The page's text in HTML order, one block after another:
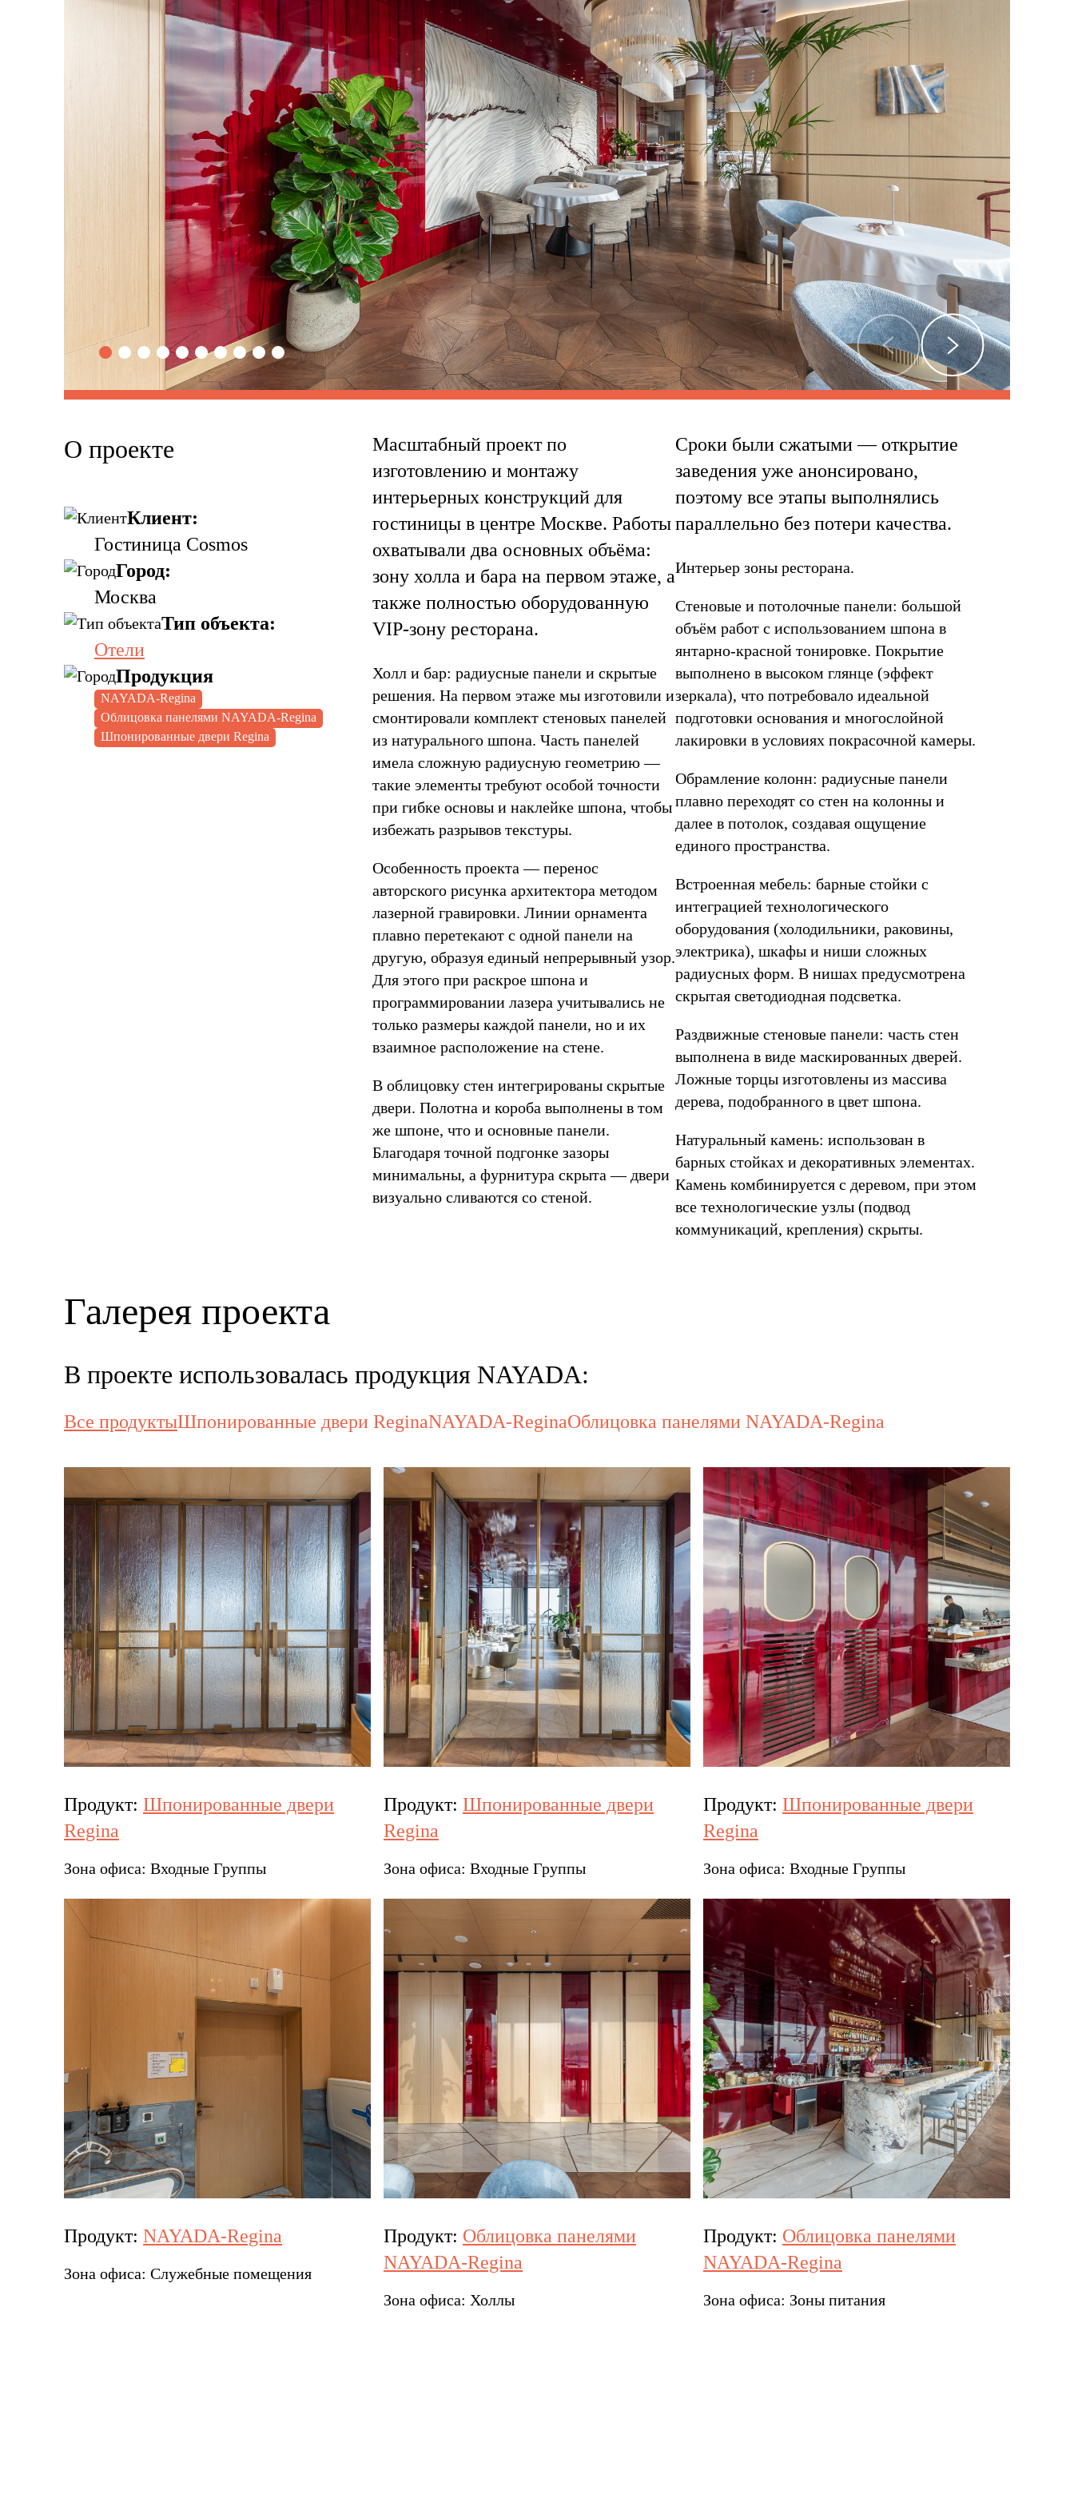
О проекте
Клиент:
Гостиница Cosmos
Город:
Москва
Тип объекта:
Отели
Продукция
NAYADA-Regina
Облицовка панелями NAYADA-Regina
Шпонированные двери Regina
Масштабный проект по
изготовлению и монтажу
интерьерных конструкций для
гостиницы в центре Москве. Работы
охватывали два основных объёма:
зону холла и бара на первом этаже, а
также полностью оборудованную
VIP-зону ресторана.
Холл и бар: радиусные панели и скрытые
решения. На первом этаже мы изготовили и
смонтировали комплект стеновых панелей
из натурального шпона. Часть панелей
имела сложную радиусную геометрию —
такие элементы требуют особой точности
при гибке основы и наклейке шпона, чтобы
избежать разрывов текстуры.
Особенность проекта — перенос
авторского рисунка архитектора методом
лазерной гравировки. Линии орнамента
плавно перетекают с одной панели на
другую, образуя единый непрерывный узор.
Для этого при раскрое шпона и
программировании лазера учитывались не
только размеры каждой панели, но и их
взаимное расположение на стене.
В облицовку стен интегрированы скрытые
двери. Полотна и короба выполнены в том
же шпоне, что и основные панели.
Благодаря точной подгонке зазоры
минимальны, а фурнитура скрыта — двери
визуально сливаются со стеной.
Сроки были сжатыми — открытие
заведения уже анонсировано,
поэтому все этапы выполнялись
параллельно без потери качества.
Интерьер зоны ресторана.
Стеновые и потолочные панели: большой
объём работ с использованием шпона в
янтарно-красной тонировке. Покрытие
выполнено в высоком глянце (эффект
зеркала), что потребовало идеальной
подготовки основания и многослойной
лакировки в условиях покрасочной камеры.
Обрамление колонн: радиусные панели
плавно переходят со стен на колонны и
далее в потолок, создавая ощущение
единого пространства.
Встроенная мебель: барные стойки с
интеграцией технологического
оборудования (холодильники, раковины,
электрика), шкафы и ниши сложных
радиусных форм. В нишах предусмотрена
скрытая светодиодная подсветка.
Раздвижные стеновые панели: часть стен
выполнена в виде маскированных дверей.
Ложные торцы изготовлены из массива
дерева, подобранного в цвет шпона.
Натуральный камень: использован в
барных стойках и декоративных элементах.
Камень комбинируется с деревом, при этом
все технологические узлы (подвод
коммуникаций, крепления) скрыты.
Галерея проекта
В проекте использовалась продукция NAYADA:
Все продуктыШпонированные двери ReginaNAYADA-ReginaОблицовка панелями NAYADA-Regina
Продукт: Шпонированные двери
Regina
Зона офиса: Входные Группы
Продукт: Шпонированные двери
Regina
Зона офиса: Входные Группы
Продукт: Шпонированные двери
Regina
Зона офиса: Входные Группы
Продукт: NAYADA-Regina
Зона офиса: Служебные помещения
Продукт: Облицовка панелями
NAYADA-Regina
Зона офиса: Холлы
Продукт: Облицовка панелями
NAYADA-Regina
Зона офиса: Зоны питания